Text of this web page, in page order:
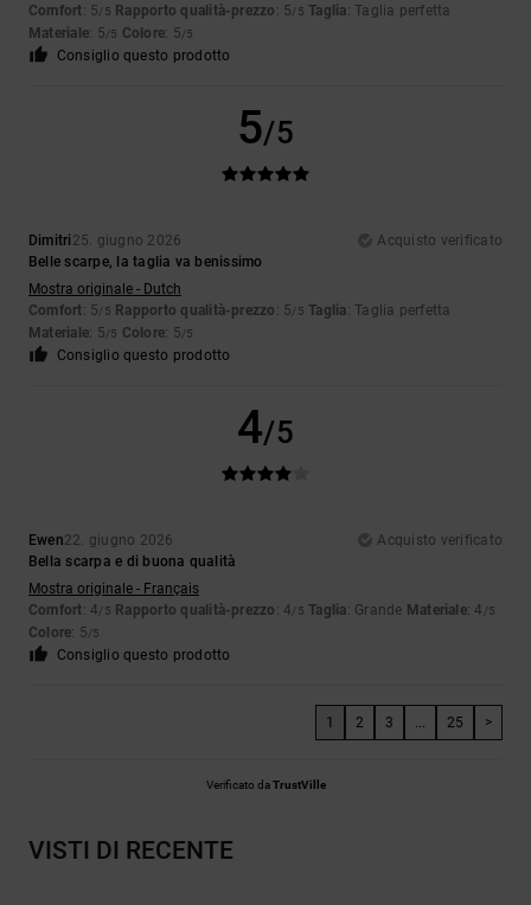
Comfort: 5/5 Rapporto qualità-prezzo : 5/5 Taglia: Taglia perfetta
Materiale: 5/5 Colore: 5/5
Consiglio questo prodotto
5/5
Dimitri 25. giugno 2026
Acquisto verificato
Belle scarpe, la taglia va benissimo
Mostra originale - Dutch
Comfort: 5/5 Rapporto qualità-prezzo : 5/5 Taglia: Taglia perfetta
Materiale: 5/5 Colore: 5/5
Consiglio questo prodotto
4/5
Ewen22. giugno 2026
Acquisto verificato
Bella scarpa e di buona qualità
Mostra originale - Français
Comfort: 4/5 Rapporto qualità-prezzo : 4/5 Taglia: Grande Materiale: 4 /5
Colore: 5/5
Consiglio questo prodotto
1 2 3 ... 25 >
Verificato daTrustVille
VISTI DI RECENTE